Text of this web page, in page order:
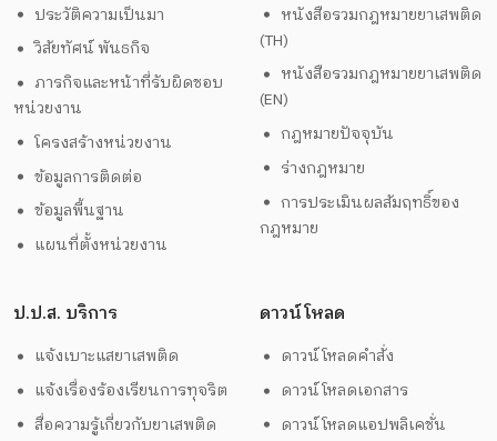
ประวัติความเป็นมา
วิสัยทัศน์ พันธกิจ
ภารกิจและหน้าที่รับผิดชอบ
หน่วยงาน
โครงสร้างหน่วยงาน
ข้อมูลการติดต่อ
ข้อมูลพื้นฐาน
แผนที่ตั้งหน่วยงาน
หนังสือรวมกฎหมายยาเสพติด
(TH)
หนังสือรวมกฎหมายยาเสพติด
(EN)
กฎหมายปัจจุบัน
ร่างกฎหมาย
การประเมินผลสัมฤทธิ์ของ
กฎหมาย
ป.ป.ส. บริการ
แจ้งเบาะแสยาเสพติด
แจ้งเรื่องร้องเรียนการทุจริต
สื่อความรู้เกี่ยวกับยาเสพติด
ดาวน์โหลด
ดาวน์โหลดคำสั่ง
ดาวน์โหลดเอกสาร
ดาวน์โหลดแอปพลิเคชั่น